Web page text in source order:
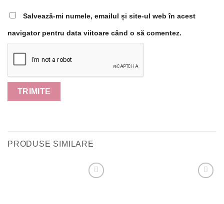
Salvează-mi numele, emailul și site-ul web în acest
navigator pentru data viitoare când o să comentez.
PRODUSE SIMILARE